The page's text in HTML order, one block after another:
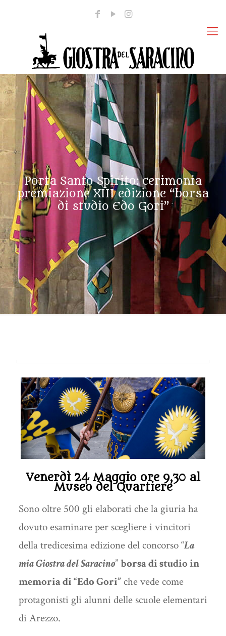
Porta Santo Spirito: cerimonia
premiazione XIII edizione “borsa
di studio Edo Gori”
Venerdì 24 Maggio ore 9,30 al
Museo del Quartiere
Sono oltre 500 gli elaborati che la giuria ha
dovuto esaminare per scegliere i vincitori
della tredicesima edizione del concorso “La
mia Giostra del Saracino”borsa di studio in
memoria di “Edo Gori”che vede come
protagonisti gli alunni delle scuole elementari
di Arezzo.